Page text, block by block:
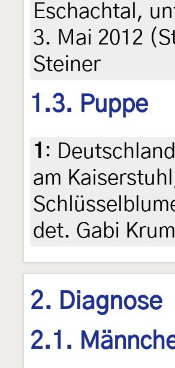
Eschachtal,
3. Mai 2012
Steiner
1.3. Puppe
1 :
am
det. Gabi
2. Diagnose
2.1.